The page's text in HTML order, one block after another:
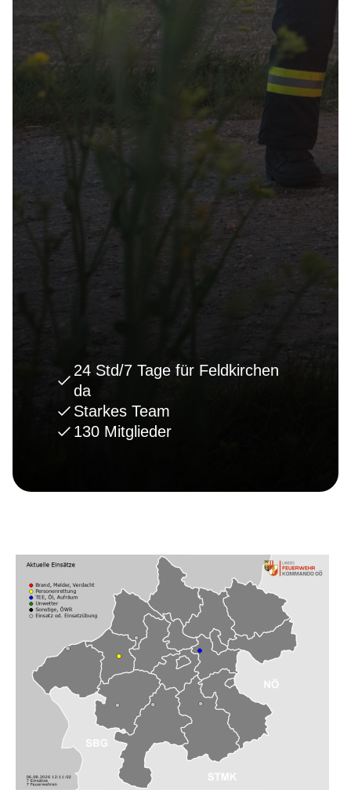
Verkehrsunfälle & Aufräumarbeiten
24 Std/7 Tage für Feldkirchen
da
Starkes Team
130 Mitglieder